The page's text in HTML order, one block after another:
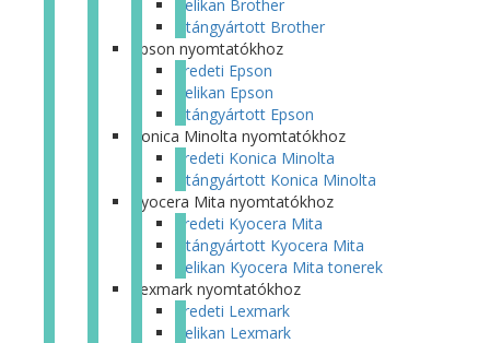
Pelikan Brother
Utángyártott Brother
Epson nyomtatókhoz
Eredeti Epson
Pelikan Epson
Utángyártott Epson
Konica Minolta nyomtatókhoz
Eredeti Konica Minolta
Utángyártott Konica Minolta
Kyocera Mita nyomtatókhoz
Eredeti Kyocera Mita
Utángyártott Kyocera Mita
Pelikan Kyocera Mita tonerek
Lexmark nyomtatókhoz
Eredeti Lexmark
Pelikan Lexmark